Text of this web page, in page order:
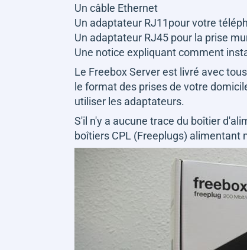
Un câble Ethernet
Un adaptateur RJ11pour votre
Un adaptateur RJ45 pour la prise
Une notice expliquant comment
Le Freebox Server est livré avec
le format des prises de votre
utiliser les adaptateurs.
S'il n'y a aucune trace du boîtier
boîtiers CPL (Freeplugs) alimentant